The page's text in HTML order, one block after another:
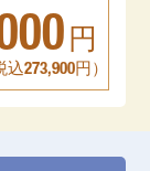
円
込273,900円）